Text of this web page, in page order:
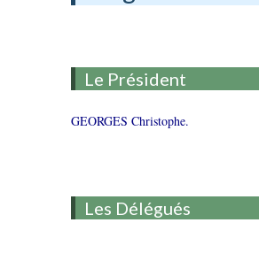
Le Président
GEORGES Christophe.
Les Délégués